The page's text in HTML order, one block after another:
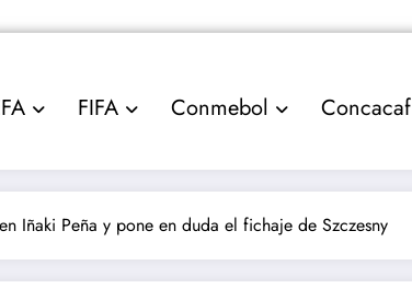
FIFA Conmebol Concacaf
Iñaki Peña y pone en duda el fichaje de Szczesny